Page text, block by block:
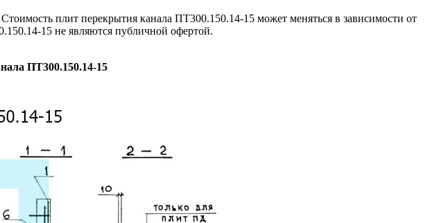
плит перекрытия канала ПТ300.150.14-15 может меняться в зависимости от
15 не являются публичной офертой.
ПТ300.150.14-15